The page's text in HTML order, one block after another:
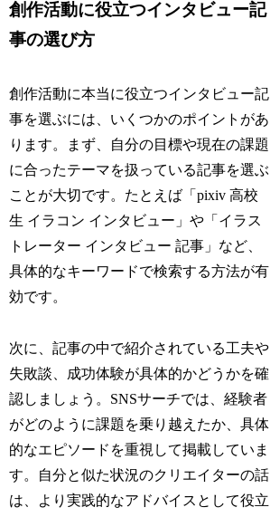
創作活動に役立つインタビュー記
事の選び方
創作活動に本当に役立つインタビュー記
事を選ぶには、いくつかのポイントがあ
ります。まず、自分の目標や現在の課題
に合ったテーマを扱っている記事を選ぶ
ことが大切です。たとえば「pixiv 高校
生 イラコン インタビュー」や「イラス
トレーター インタビュー 記事」など、
具体的なキーワードで検索する方法が有
効です。
次に、記事の中で紹介されている工夫や
失敗談、成功体験が具体的かどうかを確
認しましょう。SNSサーチでは、経験者
がどのように課題を乗り越えたか、具体
的なエピソードを重視して掲載していま
す。自分と似た状況のクリエイターの話
は、より実践的なアドバイスとして役立